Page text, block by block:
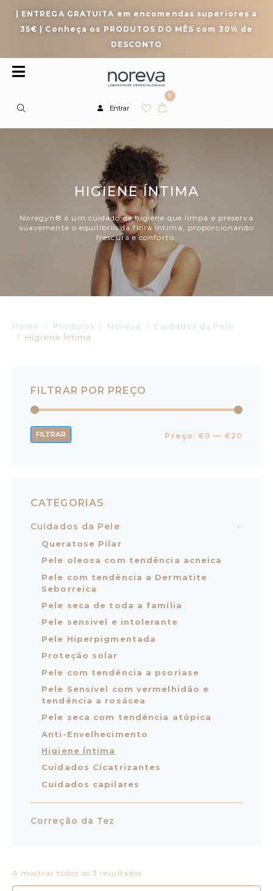
| ENTREGA GRATUITA em encomendas superiores a
35€ | Conheça os PRODUTOS DO MÊS com 30% de
DESCONTO
Entrar
0
HIGIENE ÍNTIMA
Noregyn® é um cuidado de higiene que limpa e preserva
suavemente o equilíbrio da flora íntima, proporcionando
frescura e conforto.
Home Produtos Noreva
Cuidados da Pele
Higiene Íntima
A mostrar todos os 3 resultados
FILTRAR POR PREÇO
FILTRAR Preço: €0 — €20
CATEGORIAS
Cuidados da Pele
Queratose Pilar
Pele oleosa com tendência acneica
Pele com tendência a Dermatite
Seborreica
Pele seca de toda a família
Pele sensivel e intolerante
Pele Hiperpigmentada
Proteção solar
Pele com tendência a psoriase
Pele Sensível com vermelhidão e
tendência a rosácea
Pele seca com tendência atópica
Anti-Envelhecimento
Higiene Íntima
Cuidados Cicatrizantes
Cuidados capilares
Correção da Tez